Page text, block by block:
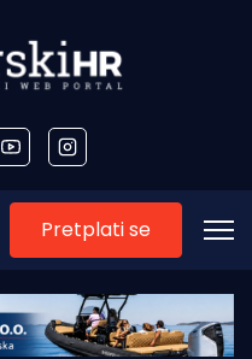
Pretplati se